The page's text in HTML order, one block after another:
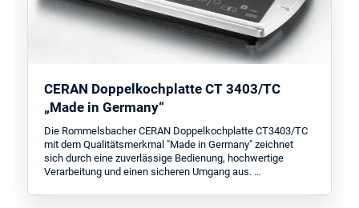
CERAN Doppelkochplatte CT 3403/TC
„Made in Germany“
Die Rommelsbacher CERAN Doppelkochplatte CT3403/TC
mit dem Qualitätsmerkmal "Made in Germany" zeichnet
sich durch eine zuverlässige Bedienung, hochwertige
Verarbeitung und einen sicheren Umgang aus. …